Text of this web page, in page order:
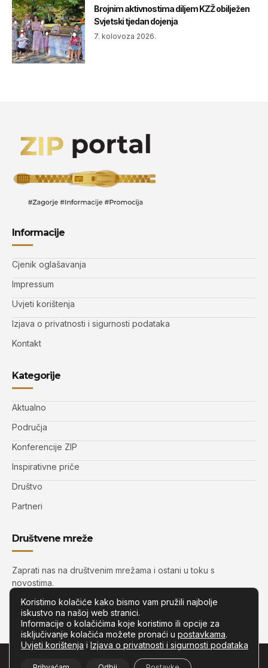
Brojnim aktivnostima diljem KZŽ obilježen
Svjetski tjedan dojenja
7. kolovoza 2026.
Informacije
Cjenik oglašavanja
Impressum
Uvjeti korištenja
Izjava o privatnosti i sigurnosti podataka
Kontakt
Kategorije
Aktualno
Područja
Konferencije ZIP
Inspirativne priče
Društvo
Partneri
Društvene mreže
Zaprati nas na društvenim mrežama i ostani u toku s
novostima.
Zip.com.hr– Sva prava pridržana.
Koristimo kolačiće kako bismo vam pružili najbolje
iskustvo na našoj web stranici.
Informacije o kolačićima koje koristimo ili opcije za
isključivanje kolačića možete pronaći u postavkama.
Uvjeti korištenja i Izjava o privatnosti i sigurnosti podataka